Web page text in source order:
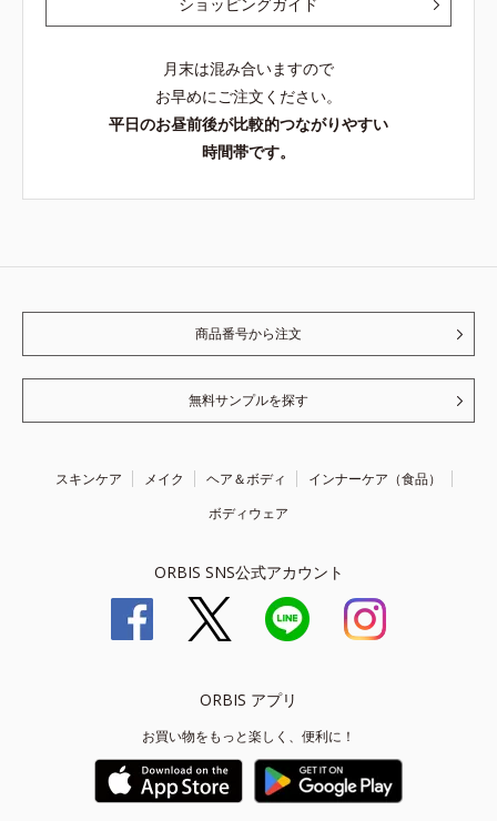
月末は混み合いますので
お早めにご注文ください。
平日のお昼前後が比較的つながりやすい
時間帯です。
商品番号から注文
無料サンプルを探す
スキンケア メイク ヘア＆ボディ
インナーケア（食品）
ボディウェア
ORBIS SNS公式アカウント
ORBIS アプリ
お買い物をもっと楽しく、便利に！